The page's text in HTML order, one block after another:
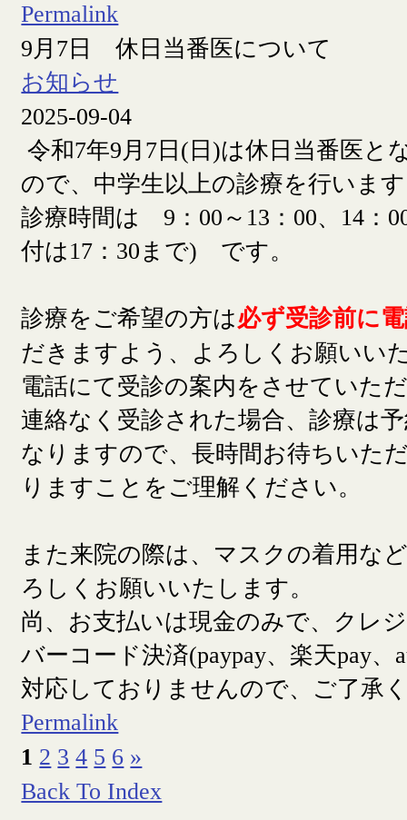
Permalink
9月7日 休日当番医について
お知らせ
2025-09-04
令和7年9月7日(日)は休日当番医と
ので、中学生以上の診療を行います
診療時間は 9：00～13：00、14：
付は17：30まで) です。
診療をご希望の方は必ず受診前に
だきますよう、よろしくお願いい
電話にて受診の案内をさせていた
連絡なく受診された場合、診療は
なりますので、長時間お待ちいた
りますことをご理解ください。
また来院の際は、マスクの着用な
ろしくお願いいたします。
尚、お支払いは現金のみで、クレ
バーコード決済(paypay、楽天pay、
対応しておりませんので、ご了承
Permalink
1 2 3 4 5 6 »
Back To Index